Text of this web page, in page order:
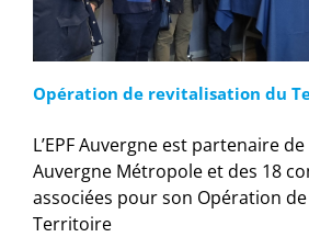
Opération de revitalisation du
L’EPF Auvergne est partenaire
Auvergne Métropole et des 18
associées pour son Opération
Territoire